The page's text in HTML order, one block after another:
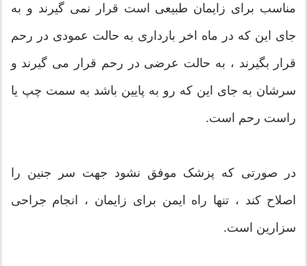
مناسب برای زایمان طبیعی است قرار نمی گیرند و به
جای این که در ماه اخر بارداری به حالت عمودی در رحم
قرار بگیرند ، به حالت عرضی در رحم قرار می گیرند و
سرشان به جای این که رو به پایین باشد به سمت چپ یا
راست رحم است.
در صورتی که پزشک موفق نشود جهت سر جنین را
اصلاح کند ، تنها راه ایمن برای زایمان ، انجام جراحی
سزارین است.